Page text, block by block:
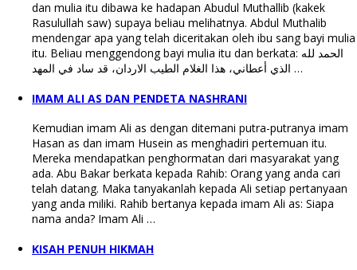
dan mulia itu dibawa ke hadapan Abudul Muthallib (kakek
Rasulullah saw) supaya beliau melihatnya. Abdul Muthalib
mendengar apa yang telah diceritakan oleh ibu sang bayi mulia
itu. Beliau menggendong bayi mulia itu dan berkata: الحمد لله
الذي أعطاني، هذا الغلام الطيب الاردان، قد ساد في المهد …
IMAM ALI AS DAN PENDETA NASHRANI
Kemudian imam Ali as dengan ditemani putra-putranya imam
Hasan as dan imam Husein as menghadiri pertemuan itu.
Mereka mendapatkan penghormatan dari masyarakat yang
ada. Abu Bakar berkata kepada Rahib: Orang yang anda cari
telah datang. Maka tanyakanlah kepada Ali setiap pertanyaan
yang anda miliki. Rahib bertanya kepada imam Ali as: Siapa
nama anda? Imam Ali …
KISAH PENUH HIKMAH